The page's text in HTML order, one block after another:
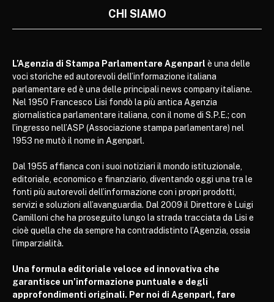
CHI SIAMO
L’Agenzia di Stampa Parlamentare Agenparl è una delle
voci storiche ed autorevoli dell’informazione italiana
parlamentare ed è una delle principali news company italiane.
Nel 1950 Francesco Lisi fondò la più antica Agenzia
giornalistica parlamentare italiana, con il nome di S.P.E.; con
l’ingresso nell’ASP (Associazione stampa parlamentare) nel
1953 ne mutò il nome in Agenparl.
Dal 1955 affianca con i suoi notiziari il mondo istituzionale,
editoriale, economico e finanziario, diventando oggi una tra le
fonti più autorevoli dell’informazione con i propri prodotti,
servizi e soluzioni all’avanguardia. Dal 2009 il Direttore è Luigi
Camilloni che ha proseguito lungo la strada tracciata da Lisi e
cioè quella che da sempre ha contraddistinto l’Agenzia, ossia
l’imparzialità.
Una formula editoriale veloce ed innovativa che
garantisce un’informazione puntuale e degli
approfondimenti originali. Per noi di Agenparl, fare